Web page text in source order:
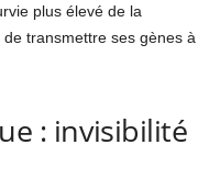
plus élevé de la
transmettre ses gènes à
: invisibilité